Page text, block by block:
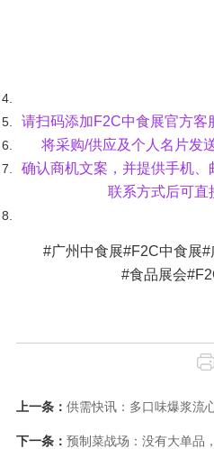
请扫码添加F2C中食展官方客
将采购/供应及个人名片发
确认商机文案，并提供手机
联系方式后可直
#广州中食展#F2C中食展
#食品展会
上一条： 供需快讯：多口味爆浆流心面包
下一条： 预制菜战场：没有大单品